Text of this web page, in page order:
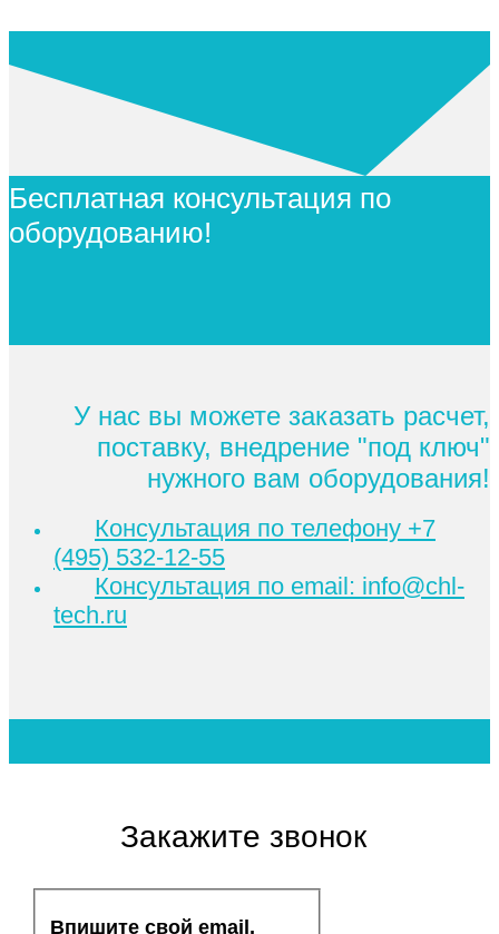
Бесплатная консультация по
оборудованию!
У нас вы можете заказать расчет,
поставку, внедрение "под ключ"
нужного вам оборудования!
Консультация по телефону +7
(495) 532-12-55
Консультация по email: info@chl-
tech.ru
Закажите звонок
Впишите свой email,